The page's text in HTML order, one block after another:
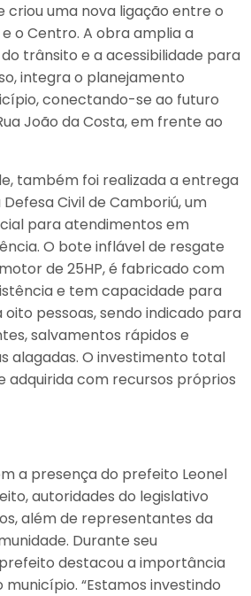
criou uma nova ligação entre o
o Centro. A obra amplia a
trânsito e a acessibilidade para
integra o planejamento
conectando-se ao futuro
João da Costa, em frente ao
também foi realizada a entrega
Civil de Camboriú, um
para atendimentos em
O bote inflável de resgate
de 25HP, é fabricado com
e tem capacidade para
pessoas, sendo indicado para
salvamentos rápidos e
alagadas. O investimento total
adquirida com recursos próprios
a presença do prefeito Leonel
autoridades do legislativo
além de representantes da
Durante seu
destacou a importância
“Estamos investindo